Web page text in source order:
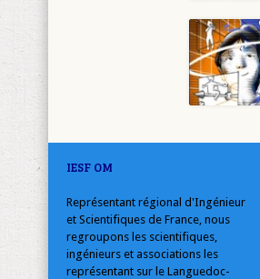
IESF OM
Représentant régional d'Ingénieur
et Scientifiques de France, nous
regroupons les scientifiques,
ingénieurs et associations les
représentant sur le Languedoc-